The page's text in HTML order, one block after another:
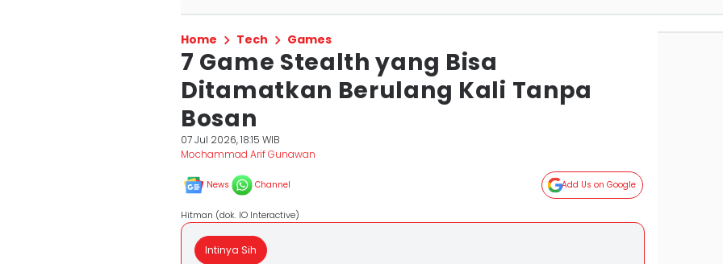
Home Tech Games
7 Game Stealth yang Bisa
Ditamatkan Berulang Kali Tanpa
Bosan
07 Jul 2026, 18:15 WIB
Mochammad Arif Gunawan
News Channel Add Us on Google
Hitman (dok. IO Interactive)
Intinya Sih